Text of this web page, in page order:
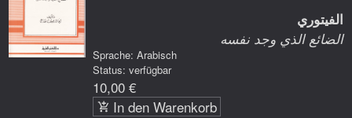
الفيتوري
الضائع الذي وجد نفسه
Sprache: Arabisch
Status: verfügbar
10,00 €
In den Warenkorb